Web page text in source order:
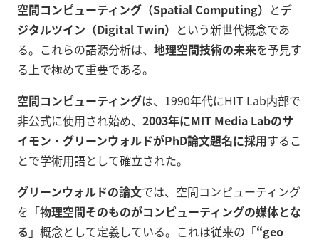
空間コンピューティング（Spatial Computing） とデ
ジタルツイン（Digital Twin） という新世代概念であ
る。これらの語源分析は、 地理空間技術の未来を予見す
る上で極めて重要である。
空間コンピューティングは、1990年代にHIT Lab内部で
非公式に使用され始め、 2003年にMIT Media Labのサ
イモン・グリーンウォルドがPhD論文題名に採用するこ
とで学術用語として確立された。
グリーンウォルドの論文では、空間コンピューティング
を「物理空間そのものがコンピューティングの媒体とな
る 」概念として定義している。これは従来の「“geo